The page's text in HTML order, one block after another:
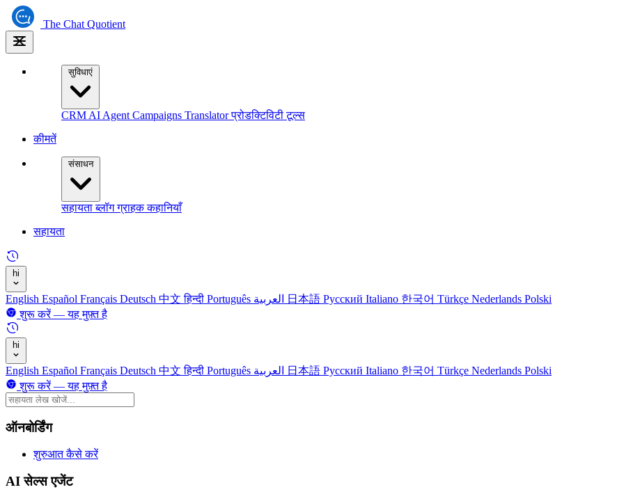
The Chat Quotient
सुविधाएं
CRM AI Agent Campaigns Translatorप्रोडक्टिविटी टूल्स
कीमतें
संसाधन
सहायताब्लॉगग्राहक कहानियाँ
सहायता
hi
English Español Français Deutsch 中文हिन्दी Português 日本語 Русский Italiano 한국어 Türkçe Nederlands Polski
शुरू करें — यह मुफ़्त है
hi
English Español Français Deutsch 中文हिन्दी Português 日本語 Русский Italiano 한국어 Türkçe Nederlands Polski
शुरू करें — यह मुफ़्त है
ऑनबोर्डिंग
शुरुआत कैसे करें
AI सेल्स एजेंट